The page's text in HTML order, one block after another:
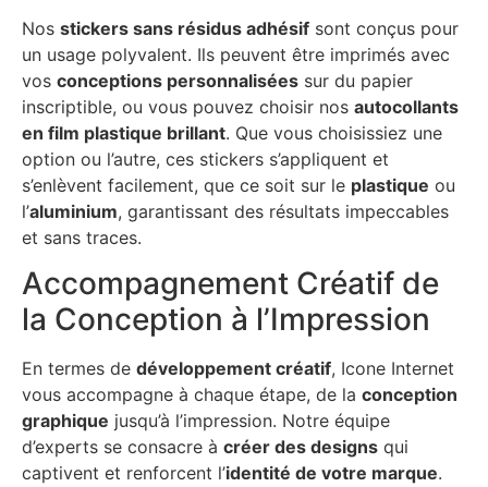
Nos stickers sans résidus adhésif sont conçus pour
un usage polyvalent. Ils peuvent être imprimés avec
vos conceptions personnalisées sur du papier
inscriptible, ou vous pouvez choisir nos autocollants
en film plastique brillant. Que vous choisissiez une
option ou l’autre, ces stickers s’appliquent et
s’enlèvent facilement, que ce soit sur le plastique ou
l’aluminium, garantissant des résultats impeccables
et sans traces.
Accompagnement Créatif de
la Conception à l’Impression
En termes de développement créatif, Icone Internet
vous accompagne à chaque étape, de la conception
graphique jusqu’à l’impression. Notre équipe
d’experts se consacre à créer des designs qui
captivent et renforcent l’identité de votre marque.